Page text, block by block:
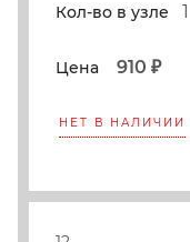
Кол-во в узле 1
Цена 910 ₽
НЕТ В НАЛИЧИИ